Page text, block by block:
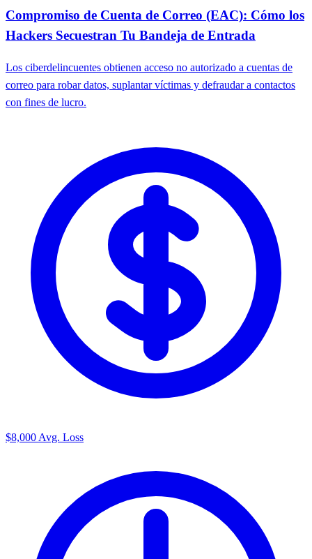
Compromiso de Cuenta de Correo (EAC): Cómo los
Hackers Secuestran Tu Bandeja de Entrada
Los ciberdelincuentes obtienen acceso no autorizado a cuentas de
correo para robar datos, suplantar víctimas y defraudar a contactos
con fines de lucro.
$8,000 Avg. Loss